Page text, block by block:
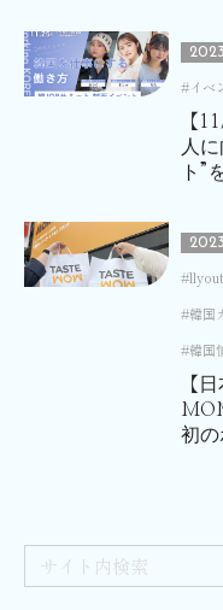
イベ
【
人
ト”
韓国
韓国
【
初の